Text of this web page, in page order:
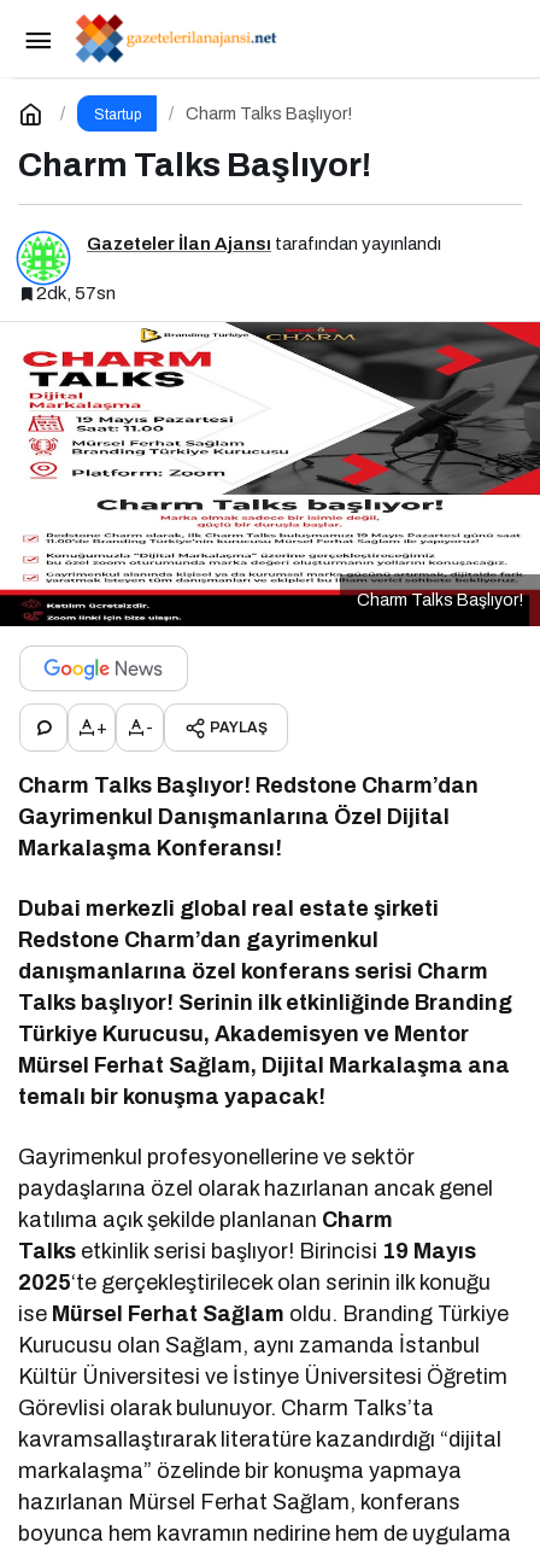
Startup Charm Talks Başlıyor!
Charm Talks Başlıyor!
Gazeteler İlan Ajansı tarafından yayınlandı
2dk, 57sn
Charm Talks Başlıyor!
+ - PAYLAŞ
Charm Talks Başlıyor! Redstone Charm’dan
Gayrimenkul Danışmanlarına Özel Dijital
Markalaşma Konferansı!
Dubai merkezli global real estate şirketi
Redstone Charm’dan gayrimenkul
danışmanlarına özel konferans serisi Charm
Talks başlıyor! Serinin ilk etkinliğinde Branding
Türkiye Kurucusu, Akademisyen ve Mentor
Mürsel Ferhat Sağlam, Dijital Markalaşma ana
temalı bir konuşma yapacak!
Gayrimenkul profesyonellerine ve sektör
paydaşlarına özel olarak hazırlanan ancak genel
katılıma açık şekilde planlanan Charm
Talks etkinlik serisi başlıyor! Birincisi 19 Mayıs
2025‘te gerçekleştirilecek olan serinin ilk konuğu
ise Mürsel Ferhat Sağlam oldu. Branding Türkiye
Kurucusu olan Sağlam, aynı zamanda İstanbul
Kültür Üniversitesi ve İstinye Üniversitesi Öğretim
Görevlisi olarak bulunuyor. Charm Talks’ta
kavramsallaştırarak literatüre kazandırdığı “dijital
markalaşma” özelinde bir konuşma yapmaya
hazırlanan Mürsel Ferhat Sağlam, konferans
boyunca hem kavramın nedirine hem de uygulama
Franchise Markası Olmak için Dijital
Markalaşma Şart
Yorum Yap